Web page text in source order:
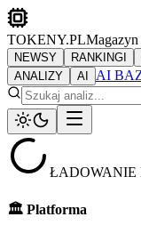
TOKENY.PLMagazyn
NEWSY RANKINGI
ANALIZY
AI AI
ŁADOWANIE
🏛️ Platforma